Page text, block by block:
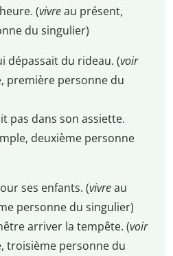
(vivreau présent,
du singulier)
dépassait du rideau. (voir
première personne du
pas dans son assiette.
deuxième personne
ses enfants. (vivreau
personne du singulier)
arriver la tempête. (voir
troisième personne du